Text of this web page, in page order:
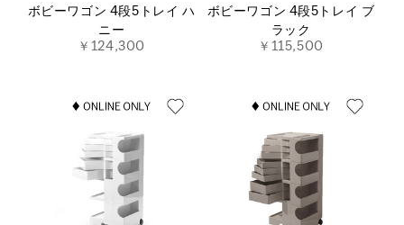
ボビーワゴン 4段5トレイ ハ
ニー
￥124,300
ボビーワゴン 4段5トレイ ブ
ラック
￥115,500